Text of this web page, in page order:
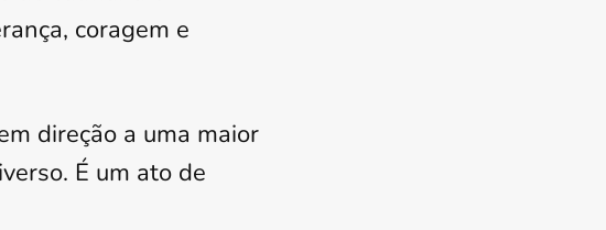
coragem e
direção a uma maior
É um ato de